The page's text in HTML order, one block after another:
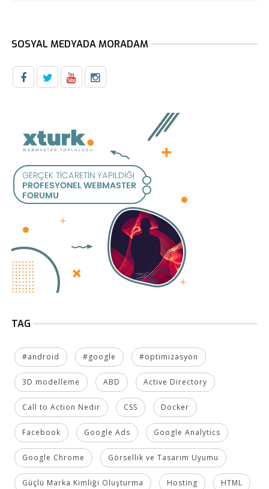
SOSYAL MEDYADA MORADAM
TAG
#android #google #optimizasyon
3D modelleme ABD Active Directory
Call to Action Nedir CSS Docker
Facebook Google Ads Google Analytics
Google Chrome Görsellik ve Tasarım Uyumu
Güçlü Marka Kimliği Oluşturma Hosting HTML